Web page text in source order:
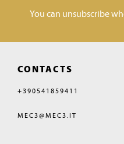
You can unsubscribe
CONTACTS
+390541859411
MEC3@MEC3.IT